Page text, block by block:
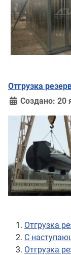
Отгрузка
Создано: 20
Отгрузка
С
Отгрузка